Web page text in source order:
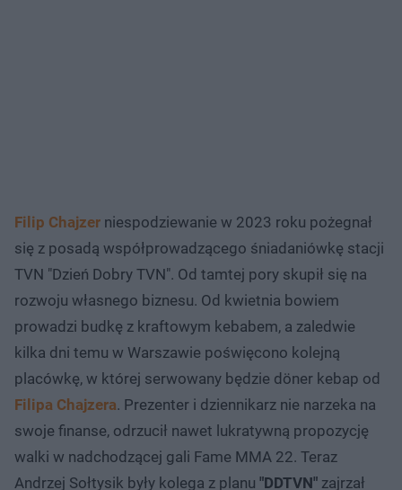
Filip Chajzer niespodziewanie w 2023 roku pożegnał
się z posadą współprowadzącego śniadaniówkę stacji
TVN "Dzień Dobry TVN". Od tamtej pory skupił się na
rozwoju własnego biznesu. Od kwietnia bowiem
prowadzi budkę z kraftowym kebabem, a zaledwie
kilka dni temu w Warszawie poświęcono kolejną
placówkę, w której serwowany będzie döner kebap od
Filipa Chajzera. Prezenter i dziennikarz nie narzeka na
swoje finanse, odrzucił nawet lukratywną propozycję
walki w nadchodzącej gali Fame MMA 22. Teraz
Andrzej Sołtysik były kolega z planu "DDTVN" zajrzał